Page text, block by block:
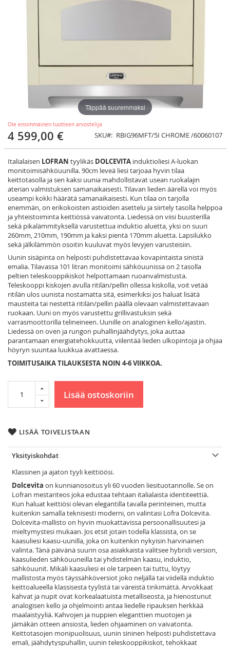
Ole ensimmäinen tuotteen arvostelija
4 599,00 € SKU RBIG96MFT/5I CHROME /60060107
Italialaisen LOFRAN tyylikäs DOLCEVITA induktioliesi A-luokan
monitoimisähköuunilla. 90cm leveä liesi tarjoaa hyvin tilaa
keittotasolla ja sen kaksi uunia mahdollistavat usean ruokalajin
aterian valmistuksen samanaikaisesti. Tilavan lieden äärellä voi myös
useampi kokki häärätä samanaikaisesti. Kun tilaa on tarjolla
enemmän, on erikokoisten astioiden asettelu ja siirtely tasolla helppoa
ja yhteistoiminta keittiössä vaivatonta. Liedessä on viisi buusterilla
sekä pikalämmityksellä varustettua induktio aluetta, yksi on suuri
260mm, 210mm, 190mm ja kaksi pientä 170mm aluetta. Lapsilukko
sekä jälkilämmön osoitin kuuluvat myös levyjen varusteisiin.
Uunin sisäpinta on helposti puhdistettavaa kovapintaista sinistä
emalia. Tilavassa 101 litran monitoimi sähköuunissa on 2 tasolla
peltien teleskooppikiskot helpottamaan ruoanvalmistusta.
Teleskooppi kiskojen avulla ritilän/pellin ollessa kiskolla, voit vetää
ritilän ulos uunista nostamatta sitä, esimerkiksi jos haluat lisätä
mausteita tai nestettä ritilän/pellin päällä olevaan valmistettavaan
ruokaan. Uuni on myös varustettu grillivastuksin sekä
varrasmoottorilla telineineen. Uunille on analoginen kello/ajastin.
Liedessä on oven ja rungon puhallinjäähdytys, joka auttaa
parantamaan energiatehokkuutta, viilentää lieden ulkopintoja ja ohjaa
höyryn suuntaa luukkua avattaessa.
TOIMITUSAIKA TILAUKSESTA NOIN 4-6 VIIKKOA.
Lisää ostoskoriin
LISÄÄ TOIVELISTAAN
Täppää suuremmaksi
Yksityiskohdat
Klassinen ja ajaton tyyli keittiöösi.
Dolcevita on kunnianosoitus yli 60 vuoden liesituotannolle. Se on
Lofran mestariteos joka edustaa tehtaan italialaista identiteettiä.
Kun haluat keittiösi olevan elegantilla tavalla perinteinen, mutta
kuitenkin samalla teknisesti moderni, on valintasi Lofra Dolcevita.
Dolcevita-mallisto on hyvin muokattavissa persoonallisuutesi ja
mieltymystesi mukaan. Jos etsit jotain todella klassista, on se
kaasuliesi kaasu-uunilla, joka on kuitenkin nykyisin harvinainen
valinta. Tänä päivänä suurin osa asiakkaista valitsee hybridi version,
kaasulieden sähköuuneilla tai yhdistelmän kaasu, induktio,
sähköuunit. Mikäli kaasuliesi ei ole tarpeen tai tuttu, löytyy
mallistosta myös täyssähköversiot joko neljällä tai viidellä induktio
keittoalueella klassisesta tyylistä tai väreistä tinkimättä. Arvokkaat
kahvat ja nupit ovat korkealaatuista metalliseosta, ja hienostunut
analogisen kello ja ohjelmointi antaa liedelle ripauksen herkkää
maalaistyyliä. Kahvojen ja nuppien eleganttien muotojen ja
jämäkän otteen ansiosta, lieden ohjaaminen on vaivatonta.
Keittotasojen monipuolisuus, uunin sininen helposti puhdistettava
emali, jäähdytyspuhallin, uunin teleskooppikiskot, tehokkaat